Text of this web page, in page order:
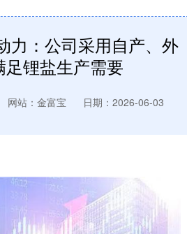
力：公司采用自产、外
锂盐生产需要
网站：金富宝
日期：2026-06-03